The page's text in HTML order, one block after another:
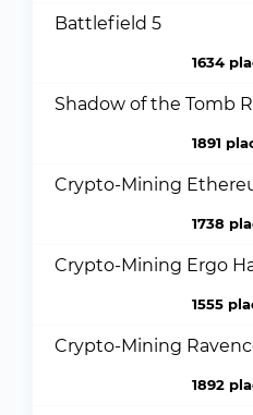
Battlefield 5
1634
Shadow of the Tomb
1891
Crypto-Mining
1738
Crypto-Mining Ergo
1555
Crypto-Mining
1892